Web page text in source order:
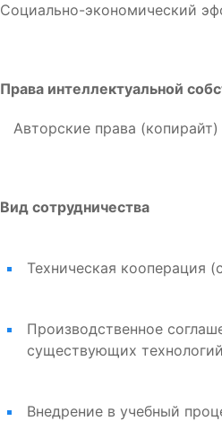
Социально-экономический
Права интеллектуальной
Авторские права (копирайт)
Вид сотрудничества
Техническая кооперация
Производственное
существующих
Внедрение в учебный